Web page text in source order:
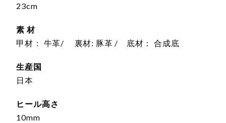
23cm
素 材
甲材： 牛革/ 裏材: 豚革 / 底材： 合成底
生産国
日本
ヒール高さ
10mm